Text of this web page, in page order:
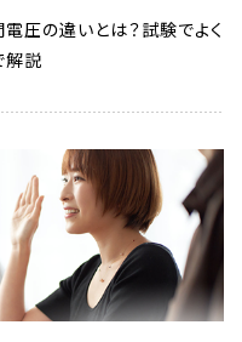
圧の違いとは？試験でよく
解説